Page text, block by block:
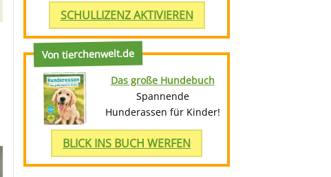
SCHULLIZENZ AKTIVIEREN
Von tierchenwelt.de
Das große Hundebuch
Spannende
Hunderassen für Kinder!
BLICK INS BUCH WERFEN